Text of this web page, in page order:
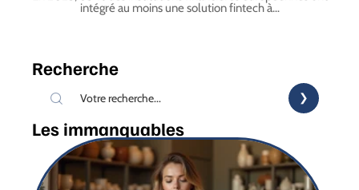
intégré au moins une solution fintech à…
Recherche
Les immanquables